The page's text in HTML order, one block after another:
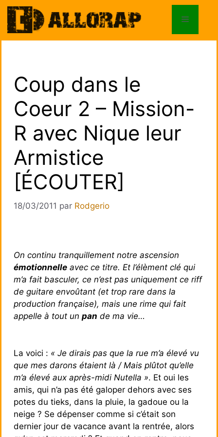
Aller
au
contenu
Menu
Coup dans le
Coeur 2 – Mission-
R avec Nique leur
Armistice
[ÉCOUTER]
18/03/2011 par Rodgerio
On continu tranquillement notre ascension
émotionnelle avec ce titre. Et l’élèment clé qui
m’a fait basculer, ce n’est pas uniquement ce riff
de guitare envoûtant (et trop rare dans la
production française), mais une rime qui fait
appelle à tout un pan de ma vie…
La voici : « Je dirais pas que la rue m’a élevé vu
que mes darons étaient là / Mais plûtot qu’elle
m’a élevé aux après-midi Nutella ». Et oui les
amis, qui n’a pas été galoper dehors avec ses
potes du tieks, dans la pluie, la gadoue ou la
neige ? Se dépenser comme si c’était son
dernier jour de vacance avant la rentrée, alors